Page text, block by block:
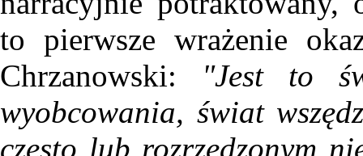
to pierwsze wrażenie
Chrzanowski:
"Jest to
wyobcowania, świat
często lub rozrzedzonym